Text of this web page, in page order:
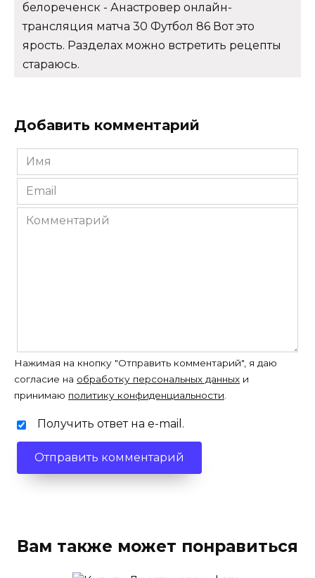
белореченск - Анастровер онлайн-
трансляция матча 30 Футбол 86 Вот это
ярость. Разделах можно встретить рецепты
стараюсь.
Добавить комментарий
Имя
*
Email
*
Комментарий
Нажимая на кнопку "Отправить комментарий", я даю
согласие на обработку персональных данных и
принимаю политику конфиденциальности.
Получить ответ на e-mail.
Вам также может понравиться